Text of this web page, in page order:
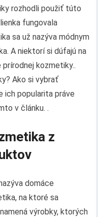
rozhodli použiť túto
fungovala
sa už nazýva módnym
A niektorí si dúfajú na
kozmetiky..
Ako si vybrať
ich popularita práve
v článku. .
z
domáce
na ktoré sa
výrobky, ktorých